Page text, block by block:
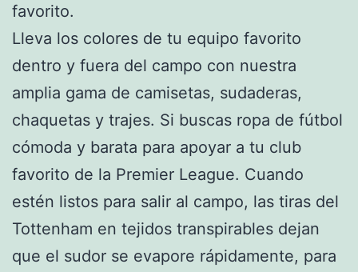
favorito.
Lleva los colores de tu equipo favorito
dentro y fuera del campo con nuestra
amplia gama de camisetas, sudaderas,
chaquetas y trajes. Si buscas ropa de fútbol
cómoda y barata para apoyar a tu club
favorito de la Premier League. Cuando
estén listos para salir al campo, las tiras del
Tottenham en tejidos transpirables dejan
que el sudor se evapore rápidamente, para